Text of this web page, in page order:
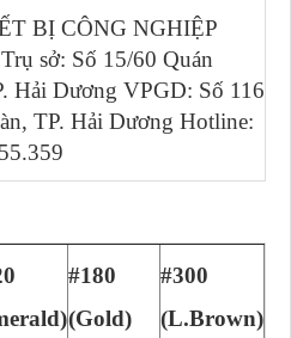
BỊ CÔNG NGHIỆP
sở: Số 15/60 Quán
Hải Dương VPGD: Số 116
TP. Hải Dương Hotline:
#180
(Gold)
#300
(L.Brown)